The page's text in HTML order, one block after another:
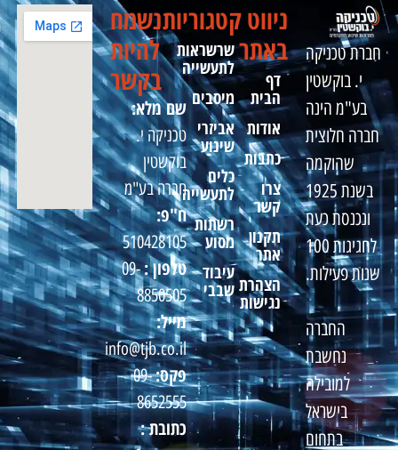
חברת טכניקה
י. בוקשטין
בע"מ הינה
חברה חלוצית
שהוקמה
בשנת 1925
ונכנסת כעת
לחגיגות 100
שנות פעילות.
החברה
נחשבת
למובילה
בישראל
בתחום
ניווט
באתר
דף
הבית
אודות
כתבות
צרו
קשר
תקנון
אתר
הצהרת
נגישות
קטגוריות
שרשראות
לתעשייה
מיסבים
אביזרי
שינוע
כלים
לתעשייה
רשתות
מסוע
עיבוד
שבבי
נשמח
להיות
בקשר
שם מלא:
טכניקה י.
בוקשטין
חברה בע"מ
ח"פ:
510428105
טלפון :09-
8850505
מייל:
info@tjb.co.il
פקס:09-
8652555
כתובת :